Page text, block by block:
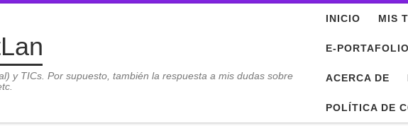
y TICs. Por supuesto, también la respuesta a mis dudas sobre
INICIO MIS
E-PORTAFOLIO
ACERCA DE
POLÍTICA DE